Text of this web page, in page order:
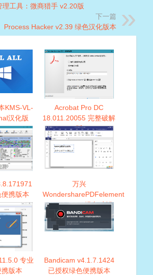
理工具：微商猎手 v2.20版
下一篇
Process Hacker v2.39 绿色汉化版本
KMS-VL-
汉化版
Acrobat Pro DC
18.011.20055 完整破解
版
携版本
万兴
WondersharePDFelement
v6.8.0.3523 绿色破解
版本
专业
版本
Bandicam v4.1.7.1424
已授权绿色便携版本